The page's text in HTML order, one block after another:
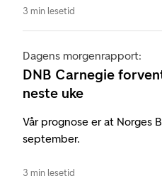
3 min lesetid
Dagens morgenrapport:
DNB Carnegie
neste uke
Vår prognose er at Norges
september.
3 min lesetid